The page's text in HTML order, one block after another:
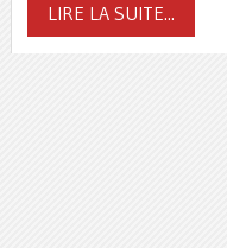
LIRE LA SUITE...